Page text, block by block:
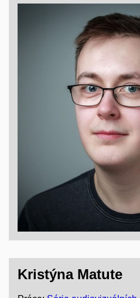
Kristýna Matute